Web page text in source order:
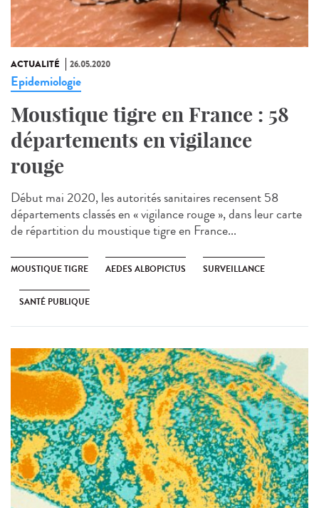
ACTUALITÉ 26.05.2020
Epidemiologie
Moustique tigre en France : 58
départements en vigilance
rouge
Début mai 2020, les autorités sanitaires recensent 58
départements classés en « vigilance rouge », dans leur carte
de répartition du moustique tigre en France...
MOUSTIQUE TIGRE AEDES ALBOPICTUS SURVEILLANCE
SANTÉ PUBLIQUE